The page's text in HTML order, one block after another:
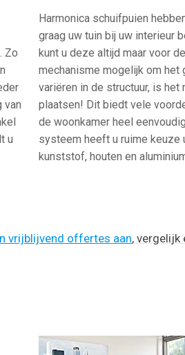
Zo
van
u
Harmonica schuifpuien
graag uw tuin bij uw interieur
kunt u deze altijd maar voor
mechanisme mogelijk om het
variëren in de structuur, is
plaatsen! Dit biedt vele
de woonkamer heel
systeem heeft u ruime keuze
kunststof, houten en
vrijblijvend offertes aan, vergelijk